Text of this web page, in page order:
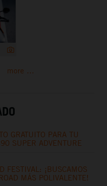
more ...
GRATUITO PARA TU
SUPER ADVENTURE
FESTIVAL: ¡BUSCAMOS
MÁS POLIVALENTE!